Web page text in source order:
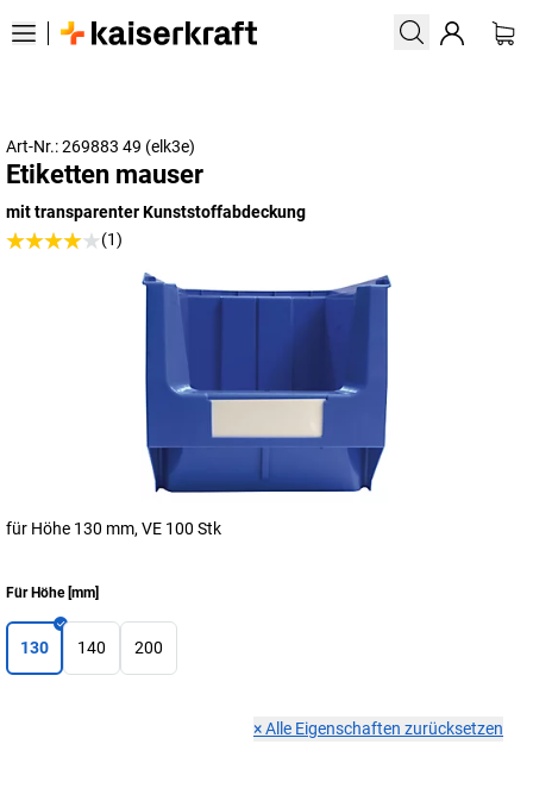
Art-Nr.: 269883 49 (elk3e)
Etiketten mauser
mit transparenter Kunststoffabdeckung
(1)
für Höhe 130 mm, VE 100 Stk
Für Höhe[mm]
130 140 200
×Alle Eigenschaften zurücksetzen